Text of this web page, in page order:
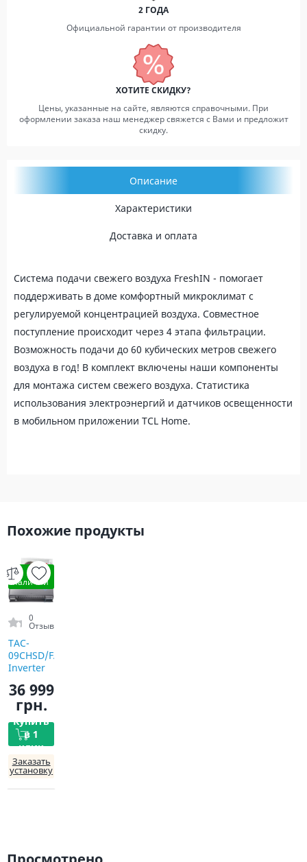
2 ГОДА
Официальной гарантии от производителя
ХОТИТЕ СКИДКУ?
Цены, указанные на сайте, являются справочными. При
оформлении заказа наш менеджер свяжется с Вами и предложит
скидку.
Описание
Характеристики
Доставка и оплата
Система подачи свежего воздуха FreshIN - помогает
поддерживать в доме комфортный микроклимат с
регулируемой концентрацией воздуха. Совместное
поступление происходит через 4 этапа фильтрации.
Возможность подачи до 60 кубических метров свежего
воздуха в год! В комплект включены наши компоненты
для монтажа систем свежего воздуха. Статистика
использования электроэнергий и датчиков освещенности
в мобильном приложении TCL Home.
Похожие продукты
В
наличии
0
Отзыв
TAC-
09CHSD/FAI
Inverter
36 999
грн.
Купить
в 1
клик
Заказать
установку